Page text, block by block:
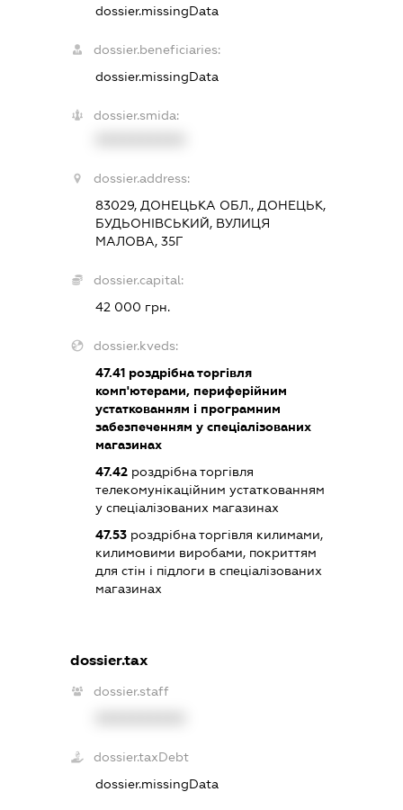
dossier.missingData
dossier.beneficiaries:
dossier.missingData
dossier.smida:
dossier.address:
83029, ДОНЕЦЬКА ОБЛ., ДОНЕЦЬК,
БУДЬОНІВСЬКИЙ, ВУЛИЦЯ
МАЛОВА, 35Г
dossier.capital:
42 000 грн.
dossier.kveds:
47.41 роздрібна торгівля
комп'ютерами, периферійним
устаткованням і програмним
забезпеченням у спеціалізованих
магазинах
47.42 роздрібна торгівля
телекомунікаційним устаткованням
у спеціалізованих магазинах
47.53 роздрібна торгівля килимами,
килимовими виробами, покриттям
для стін і підлоги в спеціалізованих
магазинах
dossier.tax
dossier.staff
dossier.taxDebt
dossier.missingData